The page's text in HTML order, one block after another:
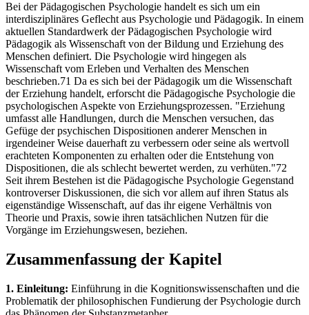
Bei der Pädagogischen Psychologie handelt es sich um ein
interdisziplinäres Geflecht aus Psychologie und Pädagogik. In einem
aktuellen Standardwerk der Pädagogischen Psychologie wird
Pädagogik als Wissenschaft von der Bildung und Erziehung des
Menschen definiert. Die Psychologie wird hingegen als
Wissenschaft vom Erleben und Verhalten des Menschen
beschrieben.71 Da es sich bei der Pädagogik um die Wissenschaft
der Erziehung handelt, erforscht die Pädagogische Psychologie die
psychologischen Aspekte von Erziehungsprozessen. "Erziehung
umfasst alle Handlungen, durch die Menschen versuchen, das
Gefüge der psychischen Dispositionen anderer Menschen in
irgendeiner Weise dauerhaft zu verbessern oder seine als wertvoll
erachteten Komponenten zu erhalten oder die Entstehung von
Dispositionen, die als schlecht bewertet werden, zu verhüten."72
Seit ihrem Bestehen ist die Pädagogische Psychologie Gegenstand
kontroverser Diskussionen, die sich vor allem auf ihren Status als
eigenständige Wissenschaft, auf das ihr eigene Verhältnis von
Theorie und Praxis, sowie ihren tatsächlichen Nutzen für die
Vorgänge im Erziehungswesen, beziehen.
Zusammenfassung der Kapitel
1. Einleitung: Einführung in die Kognitionswissenschaften und die
Problematik der philosophischen Fundierung der Psychologie durch